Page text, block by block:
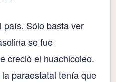
país. Sólo basta ver
se fue
creció el huachicoleo.
paraestatal tenía que